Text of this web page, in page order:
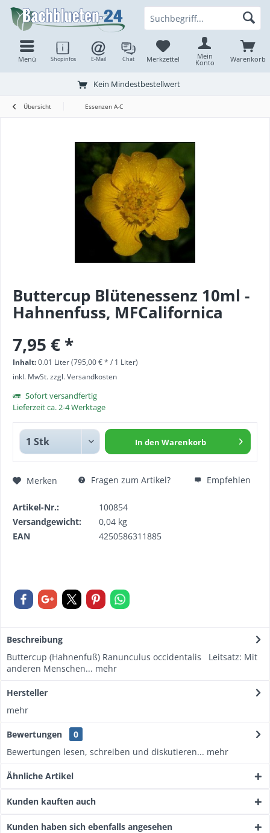
Kein Mindestbestellwert
Warenkorb
Shopinfos E-Mail Chat Merkzettel Mein
Konto
Menü
Übersicht Essenzen A-C
Buttercup Blütenessenz 10ml -
Hahnenfuss, MFCalifornica
7,95 € *
Inhalt:0.01 Liter (795,00 € * / 1 Liter)
inkl. MwSt.zzgl. Versandkosten
Sofort versandfertig
Lieferzeit ca. 2-4 Werktage
In den Warenkorb
Merken Fragen zum Artikel? Empfehlen
Artikel-Nr.:
100854
Versandgewicht:
0,04 kg
EAN
4250586311885
Beschreibung
Buttercup (Hahnenfuß) Ranunculus occidentalis Leitsatz: Mit
anderen Menschen... mehr
Hersteller
mehr
Bewertungen
0
Bewertungen lesen, schreiben und diskutieren... mehr
Ähnliche Artikel
Kunden kauften auch
Kunden haben sich ebenfalls angesehen